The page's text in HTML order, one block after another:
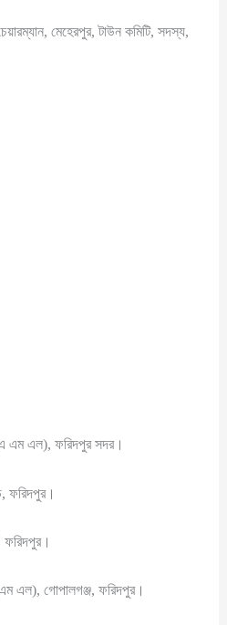
মেহেরপুর, টাউন কমিটি, সদস্য,
এম এল), ফরিদপুর সদর।
ফরিদপুর।
এল), গোপালগঞ্জ, ফরিদপুর।